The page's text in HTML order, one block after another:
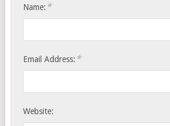
Name: *
Email Address: *
Website: